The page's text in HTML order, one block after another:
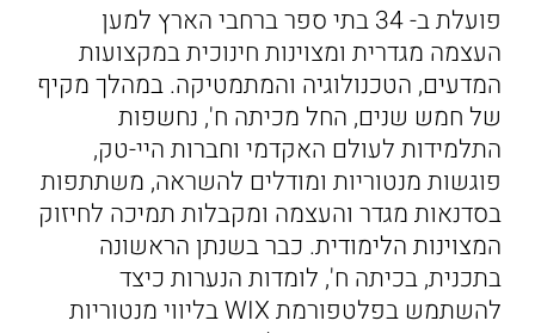
פועלת ב- 34 בתי ספר ברחבי הארץ למען
העצמה מגדרית ומצוינות חינוכית במקצועות
המדעים, הטכנולוגיה והמתמטיקה. במהלך מקיף
של חמש שנים, החל מכיתה ח', נחשפות
התלמידות לעולם האקדמי וחברות היי-טק,
פוגשות מנטוריות ומודלים להשראה, משתתפות
בסדנאות מגדר והעצמה ומקבלות תמיכה לחיזוק
המצוינות הלימודית. כבר בשנתן הראשונה
בתכנית, בכיתה ח', לומדות הנערות כיצד
להשתמש בפלטפורמת WIX בליווי מנטוריות